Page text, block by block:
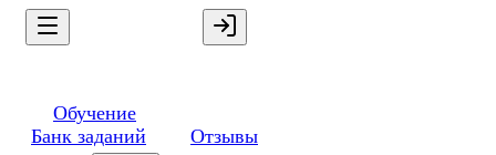
Обучение
Банк заданий
Отзывы